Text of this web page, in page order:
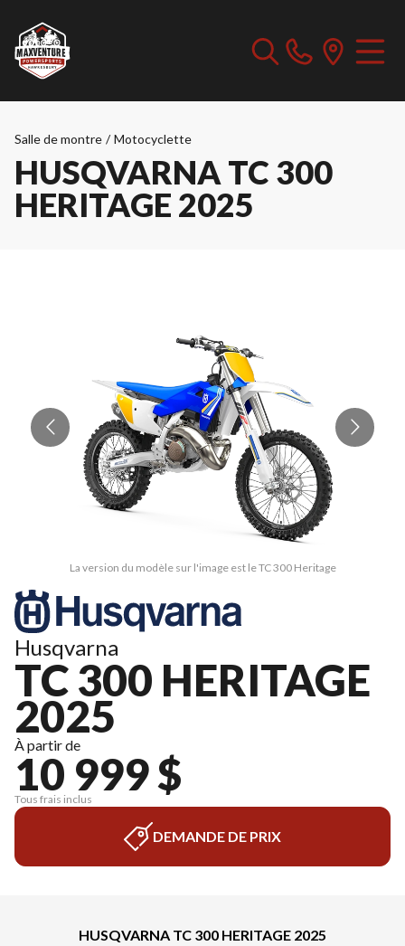
Salle de montre / Motocyclette
HUSQVARNA TC 300
HERITAGE 2025
La version du modèle sur l'image est le TC 300 Heritage
Husqvarna
TC 300 HERITAGE
2025
À partir de
10 999 $
Tous frais inclus
DEMANDE DE PRIX
HUSQVARNA TC 300 HERITAGE 2025